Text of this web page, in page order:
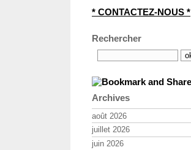
* CONTACTEZ-NOUS *
Rechercher
Archives
août 2026
juillet 2026
juin 2026